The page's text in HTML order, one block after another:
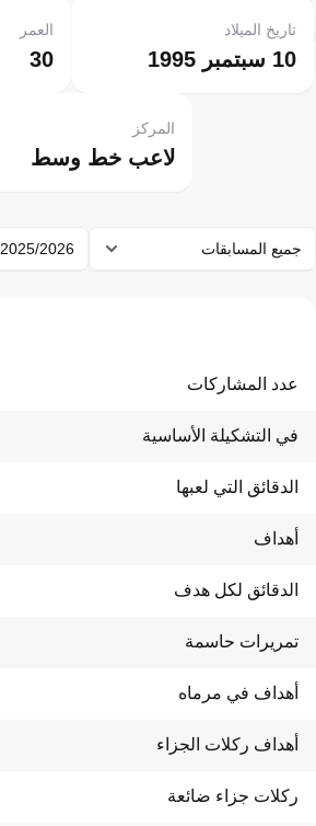
10 سبتمبر 1995
تاريخ الميلاد
30
العمر
لاعب خط وسط
المركز
جميع المسابقات 2025/2026
عدد المشاركات
في التشكيلة الأساسية
الدقائق التي لعبها
أهداف
الدقائق لكل هدف
تمريرات حاسمة
أهداف في مرماه
أهداف ركلات الجزاء
ركلات جزاء ضائعة